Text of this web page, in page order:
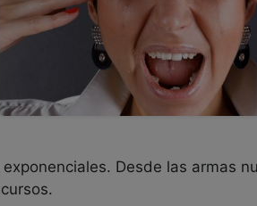
Desde las armas